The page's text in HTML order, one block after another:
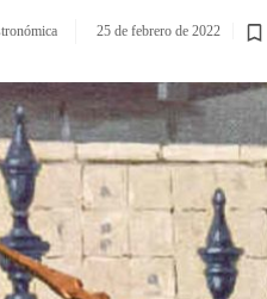
25 de febrero de 2022